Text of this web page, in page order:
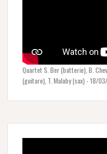
Quartet S. Ber (batterie), B.
(guitare), T. Malaby (sax) - 18/